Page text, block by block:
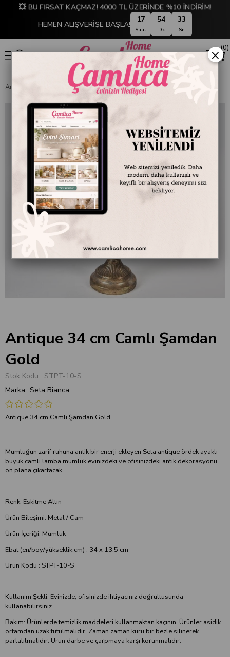
💥 BU FIRSAT KAÇMAZ! 4000 TL ÜZERİNDE %10 İNDİRİM!
HEMEN ALIŞVERİŞE BAŞLA! 17
Saat
54
Dk
33
Sn
0
Anasayfa Antique 34 cm Camlı Şamdan Gold
Antique 34 cm Camlı Şamdan
Gold
Stok Kodu
STPT-10-S
Marka : Seta Bianca
Antique 34 cm Camlı Şamdan Gold
Mumluğun zarif ruhuna antik bir enerji ekleyen Seta antique ördek ayaklı
büyük camlı lamba mumluk evinizdeki ve ofisinizdeki antik dekorasyonu
ön plana çıkartacak.
Renk: Eskitme Altın
Ürün Bileşimi: Metal / Cam
Ürün İçeriği: Mumluk
Ebat (en/boy/yükseklik cm) : 34 x 13,5 cm
Ürün Kodu : STPT-10-S
Kullanım Şekli: Evinizde, ofisinizde ihtiyacınız doğrultusunda
kullanabilirsiniz.
Bakım: Ürünlerde temizlik maddeleri kullanmaktan kaçının. Ürünler asidik
ortamdan uzak tutulmalıdır. Zaman zaman kuru bir bezle silinerek
parlatılmalıdır. Ürün darbe ve çarpmaya karşı korunmalıdır.
×